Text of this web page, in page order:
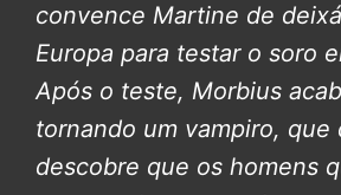
convence Martine de
Europa para testar o soro
Após o teste, Morbius
tornando um vampiro, que
descobre que os homens